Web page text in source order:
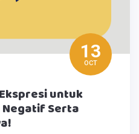
13
OCT
untuk
Negatif Serta